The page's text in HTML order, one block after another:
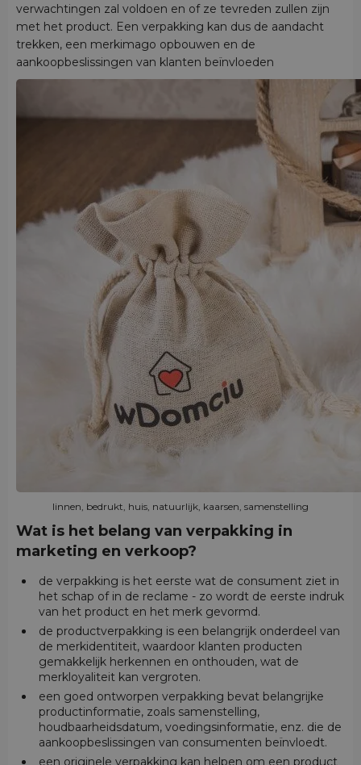
verwachtingen zal voldoen en of ze tevreden zullen zijn
met het product. Een verpakking kan dus de aandacht
trekken, een merkimago opbouwen en de
aankoopbeslissingen van klanten beïnvloeden
linnen, bedrukt, huis, natuurlijk, kaarsen, samenstelling
Wat is het belang van verpakking in
marketing en verkoop?
de verpakking is het eerste wat de consument ziet in
het schap of in de reclame - zo wordt de eerste indruk
van het product en het merk gevormd.
de productverpakking is een belangrijk onderdeel van
de merkidentiteit, waardoor klanten producten
gemakkelijk herkennen en onthouden, wat de
merkloyaliteit kan vergroten.
een goed ontworpen verpakking bevat belangrijke
productinformatie, zoals samenstelling,
houdbaarheidsdatum, voedingsinformatie, enz. die de
aankoopbeslissingen van consumenten beïnvloedt.
een originele verpakking kan helpen om een product